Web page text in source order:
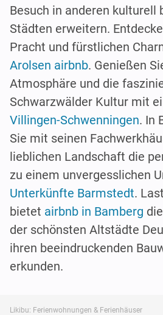
Besuch in anderen kulturell
Städten erweitern.
Pracht und fürstlichen
Arolsen airbnb. Genießen
Atmosphäre und die
Schwarzwälder Kultur mit
Villingen-Schwenningen. In
Sie mit seinen
lieblichen Landschaft die
zu einem unvergesslichen
Unterkünfte Barmstedt.
bietet airbnb in Bamberg
der schönsten Altstädte
ihren beeindruckenden
erkunden.
Likibu: Ferienwohnungen & Ferienhäuser